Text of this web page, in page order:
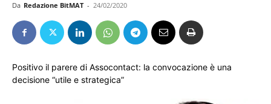
Da Redazione BitMAT - 24/02/2020
Positivo il parere di Assocontact: la convocazione è una
decisione “utile e strategica”